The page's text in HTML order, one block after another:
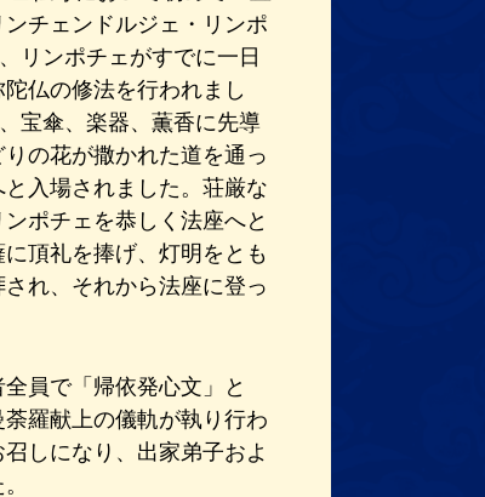
チェンドルジェ・リンポ
リンポチェがすでに一日
仏の修法を行われまし
宝傘、楽器、薫香に先導
の花が撒かれた道を通っ
入場されました。荘厳な
ポチェを恭しく法座へと
頂礼を捧げ、灯明をとも
れ、それから法座に登っ
員で「帰依発心文」と
羅献上の儀軌が執り行わ
しになり、出家弟子およ